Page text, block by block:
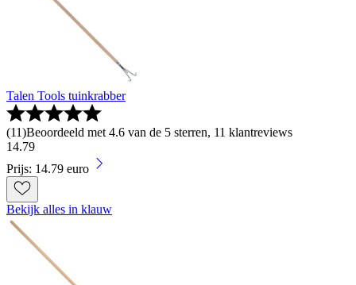
Talen Tools tuinkrabber
(11)Beoordeeld met 4.6 van de 5 sterren, 11 klantreviews
14.79
Prijs: 14.79 euro
Bekijk alles in klauw